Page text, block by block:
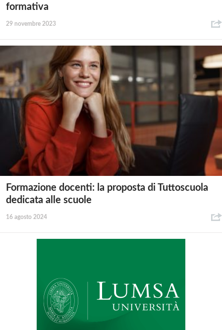
formativa
29 novembre 2023
Formazione docenti: la proposta di Tuttoscuola
dedicata alle scuole
16 agosto 2024